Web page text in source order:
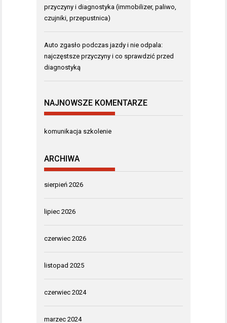
przyczyny i diagnostyka (immobilizer, paliwo,
czujniki, przepustnica)
Auto zgasło podczas jazdy i nie odpala:
najczęstsze przyczyny i co sprawdzić przed
diagnostyką
NAJNOWSZE KOMENTARZE
komunikacja szkolenie
ARCHIWA
sierpień 2026
lipiec 2026
czerwiec 2026
listopad 2025
czerwiec 2024
marzec 2024